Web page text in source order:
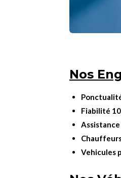
Nos
Fiabilité
Vehicules